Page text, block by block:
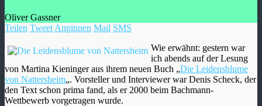
Oliver Gassner
Teilen Tweet Anpinnen Mail SMS
Wie erwähnt: gestern war
ich abends auf der Lesung
von Martina Kieninger aus ihrem neuen Buch „Die Leidensblume
von Nattersheim„. Vorsteller und Interviewer war Denis Scheck, der
den Text schon prima fand, als er 2000 beim Bachmann-
Wettbewerb vorgetragen wurde.